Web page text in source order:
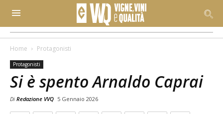
Home Protagonisti
Protagonisti
Si è spento Arnaldo Caprai
Di Redazione VVQ 5 Gennaio 2026